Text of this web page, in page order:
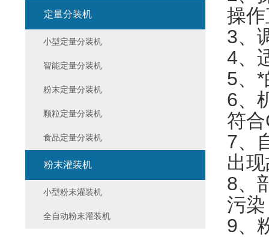
操
3、
4、
5、
6、
符
7、
出
8、
污
9、
定量分装机
小型定量分装机
智能定量分装机
粉末定量分装机
颗粒定量分装机
食品定量分装机
粉末灌装机
小型粉末灌装机
全自动粉末灌装机